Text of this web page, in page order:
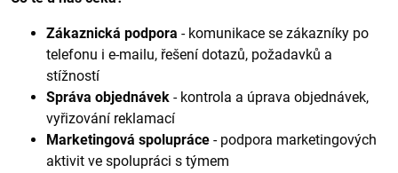
Zákaznická podpora - komunikace se zákazníky po
telefonu i e-mailu, řešení dotazů, požadavků a
stížností
Správa objednávek - kontrola a úprava objednávek,
vyřizování reklamací
Marketingová spolupráce - podpora marketingových
aktivit ve spolupráci s týmem